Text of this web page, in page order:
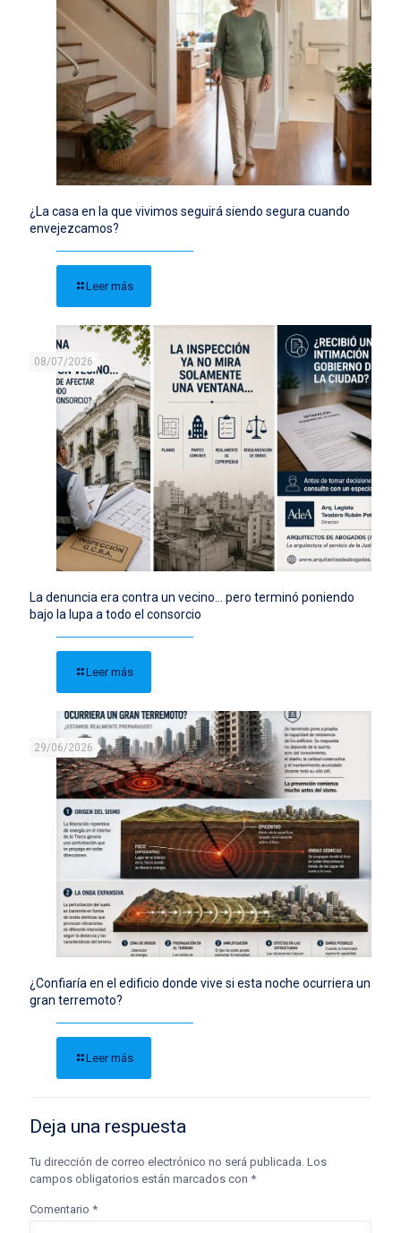
¿La casa en la que vivimos seguirá siendo segura cuando
envejezcamos?
Leer más
08/07/2026
La denuncia era contra un vecino… pero terminó poniendo
bajo la lupa a todo el consorcio
Leer más
29/06/2026
¿Confiaría en el edificio donde vive si esta noche ocurriera un
gran terremoto?
Leer más
Deja una respuesta
Tu dirección de correo electrónico no será publicada. Los
campos obligatorios están marcados con *
Comentario *